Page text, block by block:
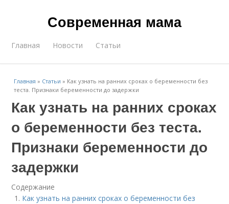
Современная мама
Главная Новости Статьи
Главная » Статьи » Как узнать на ранних сроках о беременности без
теста. Признаки беременности до задержки
Как узнать на ранних сроках
о беременности без теста.
Признаки беременности до
задержки
Содержание
Как узнать на ранних сроках о беременности без